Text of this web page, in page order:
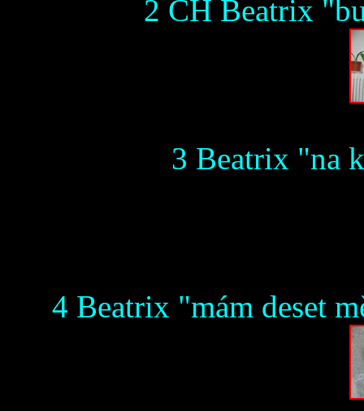
2 CH Beatrix
3 Beatrix "na
4 Beatrix "mám deset